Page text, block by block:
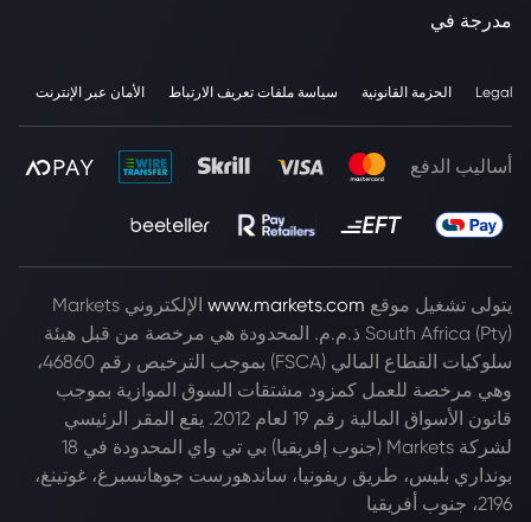
مدرجة في
Legal الحزمة القانونية سياسة ملفات تعريف الارتباط الأمان عبر الإنترنت
أساليب الدفع
يتولى تشغيل موقع www.markets.com
الإلكتروني Markets
South Africa (Pty) ذ.م.م. المحدودة هي مرخصة من قبل هيئة
سلوكيات القطاع المالي (FSCA) بموجب الترخيص رقم 46860،
وهي مرخصة للعمل كمزود مشتقات السوق الموازية بموجب
قانون الأسواق المالية رقم 19 لعام 2012. يقع المقر الرئيسي
لشركة Markets (جنوب إفريقيا) بي تي واي المحدودة في 18
بونداري بليس، طريق ريفونيا، ساندهورست جوهانسبرغ، غوتينغ،
2196، جنوب أفريقيا